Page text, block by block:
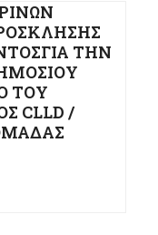
ΤΗΝ
ΤΟΥ
CLLD /